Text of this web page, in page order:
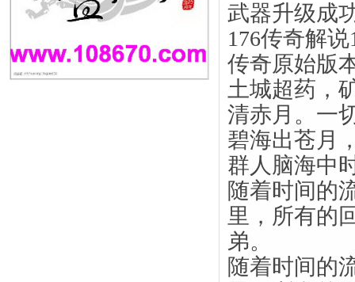
武器升级成
176传奇解
传奇原始版
土城超药，
清赤月。一
碧海出苍月
群人脑海中
随着时间的
里，所有的
弟。
随着时间的